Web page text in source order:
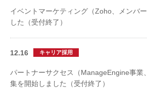
イベントマーケティング（Zoho、メンバ
した（受付終了）
12.16 キャリア採用
パートナーサクセス（ManageEngine事業
集を開始しました（受付終了）